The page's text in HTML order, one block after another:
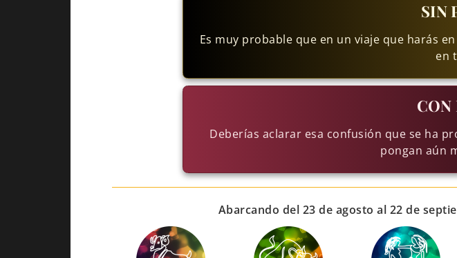
SIN
Es muy probable que en un viaje que harás
en
CON
Deberías aclarar esa confusión que se ha
pongan aún
Abarcando del 23 de agosto al 22 de